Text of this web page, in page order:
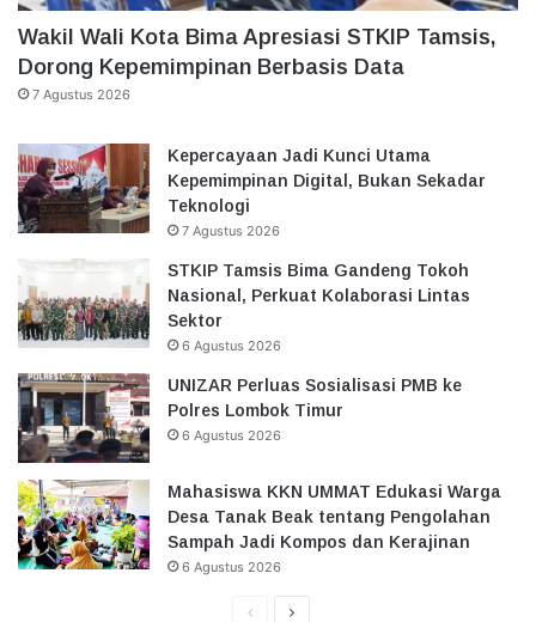
Wakil Wali Kota Bima Apresiasi STKIP Tamsis,
Dorong Kepemimpinan Berbasis Data
7 Agustus 2026
Kepercayaan Jadi Kunci Utama
Kepemimpinan Digital, Bukan Sekadar
Teknologi
7 Agustus 2026
STKIP Tamsis Bima Gandeng Tokoh
Nasional, Perkuat Kolaborasi Lintas
Sektor
6 Agustus 2026
UNIZAR Perluas Sosialisasi PMB ke
Polres Lombok Timur
6 Agustus 2026
Mahasiswa KKN UMMAT Edukasi Warga
Desa Tanak Beak tentang Pengolahan
Sampah Jadi Kompos dan Kerajinan
6 Agustus 2026
HalamanHalaman